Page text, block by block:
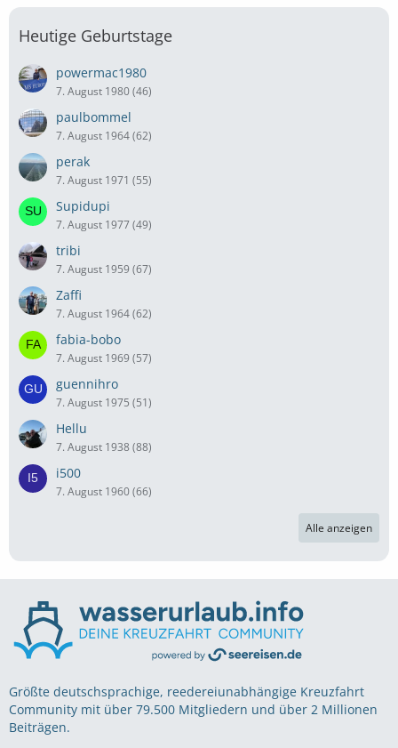
Heutige Geburtstage
powermac1980
7. August 1980 (46)
paulbommel
7. August 1964 (62)
perak
7. August 1971 (55)
Supidupi
7. August 1977 (49)
tribi
7. August 1959 (67)
Zaffi
7. August 1964 (62)
fabia-bobo
7. August 1969 (57)
guennihro
7. August 1975 (51)
Hellu
7. August 1938 (88)
i500
7. August 1960 (66)
Alle anzeigen
Größte deutschsprachige, reedereiunabhängige Kreuzfahrt
Community mit über 79.500 Mitgliedern und über 2 Millionen
Beiträgen.